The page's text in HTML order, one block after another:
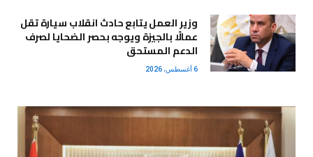
وزير العمل يتابع حادث انقلاب سيارة تقل
عمالًا بالجيزة ويوجه بحصر الضحايا لصرف
الدعم المستحق
6 أغسطس، 2026